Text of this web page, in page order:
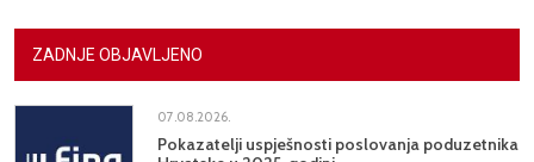
ZADNJE OBJAVLJENO
07.08.2026.
Pokazatelji uspješnosti poslovanja poduzetnika